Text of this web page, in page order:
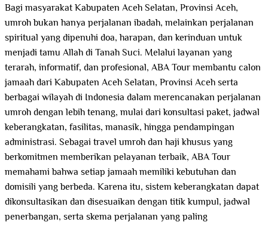
Bagi masyarakat Kabupaten Aceh Selatan, Provinsi Aceh,
umroh bukan hanya perjalanan ibadah, melainkan perjalanan
spiritual yang dipenuhi doa, harapan, dan kerinduan untuk
menjadi tamu Allah di Tanah Suci. Melalui layanan yang
terarah, informatif, dan profesional, ABA Tour membantu calon
jamaah dari Kabupaten Aceh Selatan, Provinsi Aceh serta
berbagai wilayah di Indonesia dalam merencanakan perjalanan
umroh dengan lebih tenang, mulai dari konsultasi paket, jadwal
keberangkatan, fasilitas, manasik, hingga pendampingan
administrasi. Sebagai travel umroh dan haji khusus yang
berkomitmen memberikan pelayanan terbaik, ABA Tour
memahami bahwa setiap jamaah memiliki kebutuhan dan
domisili yang berbeda. Karena itu, sistem keberangkatan dapat
dikonsultasikan dan disesuaikan dengan titik kumpul, jadwal
penerbangan, serta skema perjalanan yang paling